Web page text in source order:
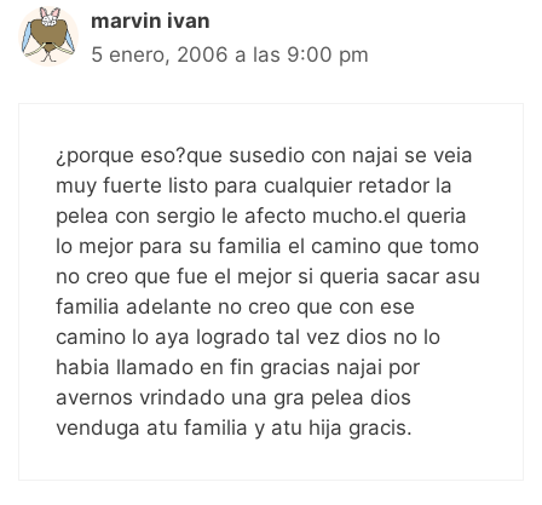
marvin ivan
5 enero, 2006 a las 9:00 pm
¿porque eso?que susedio con najai se veia
muy fuerte listo para cualquier retador la
pelea con sergio le afecto mucho.el queria
lo mejor para su familia el camino que tomo
no creo que fue el mejor si queria sacar asu
familia adelante no creo que con ese
camino lo aya logrado tal vez dios no lo
habia llamado en fin gracias najai por
avernos vrindado una gra pelea dios
venduga atu familia y atu hija gracis.